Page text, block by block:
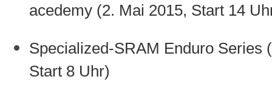
acedemy (2. Mai 2015, Start 14
Specialized-SRAM Enduro Series
Start 8 Uhr)